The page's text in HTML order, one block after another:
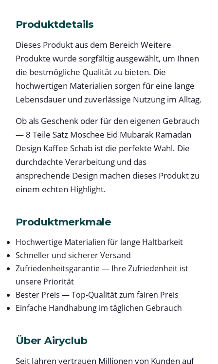
Produktdetails
Dieses Produkt aus dem Bereich Weitere
Produkte wurde sorgfältig ausgewählt, um Ihnen
die bestmögliche Qualität zu bieten. Die
hochwertigen Materialien sorgen für eine lange
Lebensdauer und zuverlässige Nutzung im Alltag.
Ob als Geschenk oder für den eigenen Gebrauch
— 8 Teile Satz Moschee Eid Mubarak Ramadan
Design Kaffee Schab ist die perfekte Wahl. Die
durchdachte Verarbeitung und das
ansprechende Design machen dieses Produkt zu
einem echten Highlight.
Produktmerkmale
Hochwertige Materialien für lange Haltbarkeit
Schneller und sicherer Versand
Zufriedenheitsgarantie — Ihre Zufriedenheit ist
unsere Priorität
Bester Preis — Top-Qualität zum fairen Preis
Einfache Handhabung im täglichen Gebrauch
Über Airyclub
Seit Jahren vertrauen Millionen von Kunden auf